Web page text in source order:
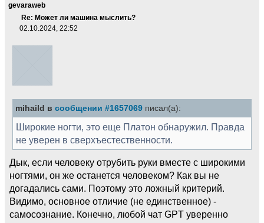
gevaraweb
Re: Может ли машина мыслить?
02.10.2024, 22:52
mihaild в сообщении #1657069 писал(а):
Широкие ногти, это еще Платон обнаружил. Правда
не уверен в сверхъестественности.
Дык, если человеку отрубить руки вместе с широкими
ногтями, он же останется человеком? Как вы не
догадались сами. Поэтому это ложный критерий.
Видимо, основное отличие (не единственное) -
самосознание. Конечно, любой чат GPT уверенно